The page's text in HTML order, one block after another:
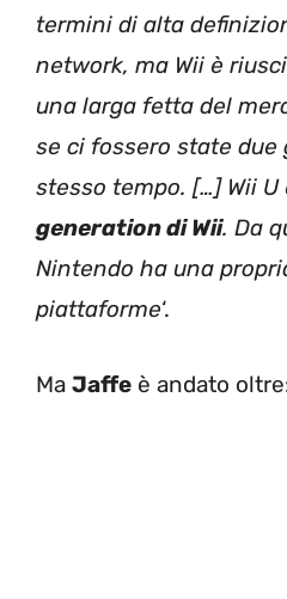
termini di alta
network, ma Wii è
una larga fetta del
se ci fossero state due
stesso tempo. […] Wii U
generation di Wii. Da
Nintendo ha una
piattaforme‘.
Ma Jaffe è andato